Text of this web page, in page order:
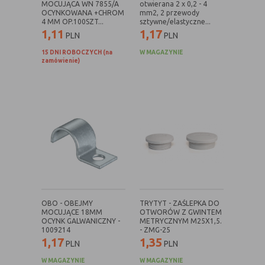
witryny oraz dostępnych na niej funkcji
Reklamy
umożliwiają wyświetlanie reklam,
które są bardziej interesujące dla
użytkowników, a jednocześnie
Lokalizacja
umożliwiają dostosowanie
wyświetlanych informacji do
lokalizacji użytkownika
oglądalności
użytkowników i poprzez analizę
ulepszać i rozwijać produkty i usługi.
Zazwyczaj właściciel witryny lub firma
badawcza zbiera anonimowo
informacje i przetwarza dane na
temat trendów bez identyfikowania
MOCUJĄCA WN 7855/A
OCYNKOWANA +CHROM
4 MM OP.100SZT...
1,11 PLN
15 DNI ROBOCZYCH (na
zamówienie)
otwierana 2 x 0,2 - 4
mm2, 2 przewody
sztywne/elastyczne...
1,17PLN
W MAGAZYNIE
OBO - OBEJMY
MOCUJĄCE 18MM
OCYNK GALWANICZNY -
1009214
1,17PLN
W MAGAZYNIE
TRYTYT - ZAŚLEPKA DO
OTWORÓW Z GWINTEM
METRYCZNYM M25X1,5.
- ZMG-25
1,35 PLN
W MAGAZYNIE